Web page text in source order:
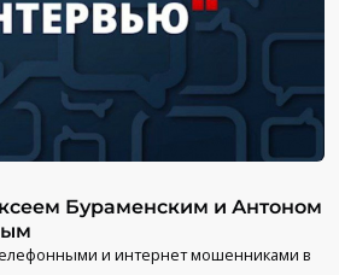
Бураменским и Антоном
и интернет мошенниками в